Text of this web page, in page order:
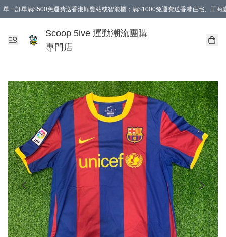
單一訂單滿$500免運費送香港順豐站或智能櫃；滿$1000免運費送香港住宅、工商
Scoop 5ive 運動潮流團購
專門店